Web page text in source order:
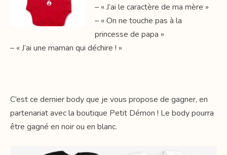
– « J’ai le caractère de ma mère »
– « On ne touche pas à la
princesse de papa »
– « J’ai une maman qui déchire ! »
C’est ce dernier body que je vous propose de gagner, en
partenariat avec la boutique Petit Démon ! Le body pourra
être gagné en noir ou en blanc.